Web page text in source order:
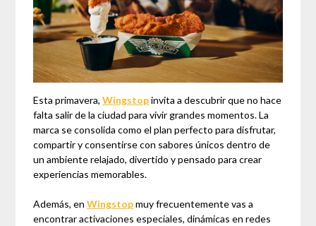
Esta primavera,Wingstopinvita a descubrir que no hace
falta salir de la ciudad para vivir grandes momentos. La
marca se consolida como el plan perfecto para disfrutar,
compartir y consentirse con sabores únicos dentro de
un ambiente relajado, divertido y pensado para crear
experiencias memorables.
Además, enWingstopmuy frecuentemente vas a
encontrar activaciones especiales, dinámicas en redes